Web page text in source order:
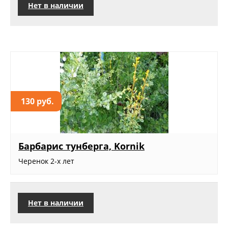
Нет в наличии
130 руб.
Барбарис тунберга, Kornik
Черенок 2-х лет
Нет в наличии